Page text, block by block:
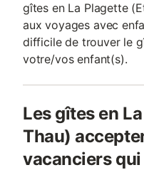
gîtes en La Plagette
aux voyages avec
difficile de trouver le
votre/vos enfant(s).
Les gîtes en
Thau)
vacanciers